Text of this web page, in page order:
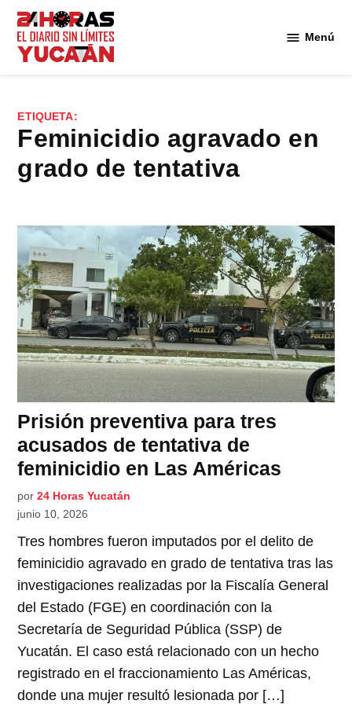
Saltar
contenido
Menú
ETIQUETA:
feminicidio agravado en
grado de tentativa
Prisión preventiva para tres
acusados de tentativa de
feminicidio en Las Américas
por 24 Horas Yucatán
junio 10, 2026
Tres hombres fueron imputados por el delito de
feminicidio agravado en grado de tentativa tras las
investigaciones realizadas por la Fiscalía General
del Estado (FGE) en coordinación con la
Secretaría de Seguridad Pública (SSP) de
Yucatán. El caso está relacionado con un hecho
registrado en el fraccionamiento Las Américas,
donde una mujer resultó lesionada por […]